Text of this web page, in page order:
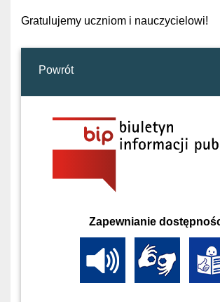
Gratulujemy uczniom i nauczycielowi!
Powrót
Zapewnianie